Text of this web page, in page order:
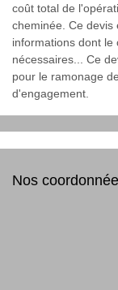
coût total de
cheminée. Ce devis
informations dont le
nécessaires... Ce
pour le ramonage
d'engagement.
Nos